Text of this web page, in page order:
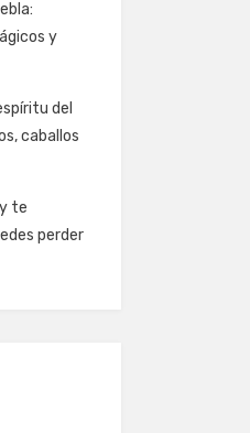
y
del
caballos
te
perder